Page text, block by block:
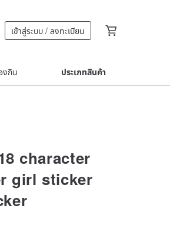
เข้าสู่ระบบ / ลงทะเบียน
งกิน ประเภทสินค้า
character
girl sticker